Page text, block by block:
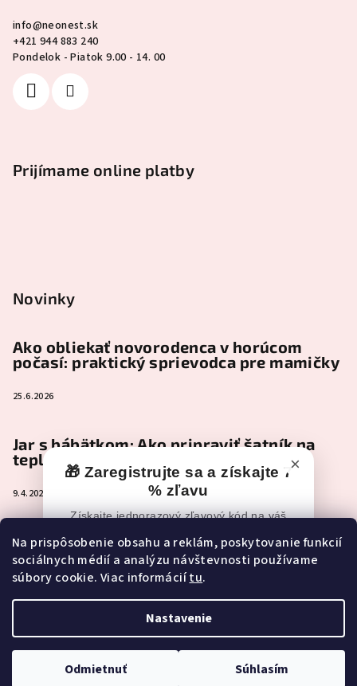
×
🎁 Zaregistrujte sa a získajte 7
% zľavu
Získajte jednorazový zľavový kód na váš
📧
Zľavový kód vám po registrácii príde
e-mailom.
Ak e-mail nevidíte, skontrolujte ajSpam,
Reklamy alebo Nevyžiadanú poštu.
🎁 CHCEM ZÍSKAŤ 7 % ZĽAVU
Na prispôsobenie obsahu a reklám, poskytovanie funkcií
sociálnych médií a analýzu návštevnosti používame
súbory cookie. Viac informáciítu.
Nastavenie
Odmietnuť Súhlasím
info@neonest.sk
+421 944 883 240
Pondelok - Piatok 9.00 - 14. 00
Prijímame online platby
Novinky
Ako obliekať novorodenca v horúcom
počasí: praktický sprievodca pre mamičky
25.6.2026
Jar s bábätkom: Ako pripraviť šatník na
teplejšie dni
9.4.2026
Čo je naozaj nevyhnutné zbaliť do
pôrodnice (a čo môže pokojne počkať)
nastavenie cookies